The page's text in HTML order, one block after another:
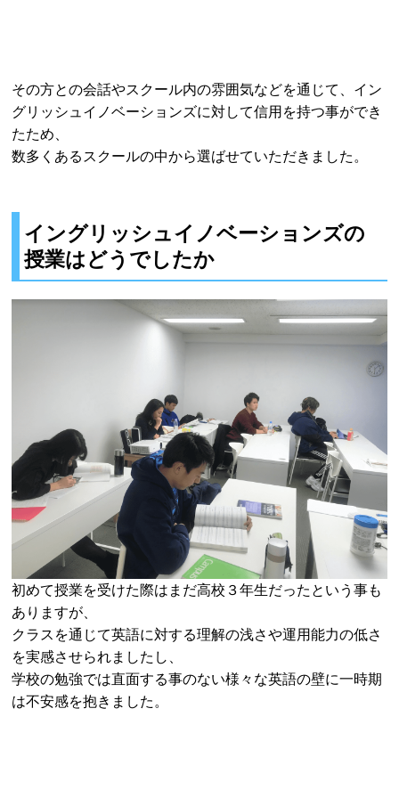
その方との会話やスクール内の雰囲気などを通じて、イン
グリッシュイノベーションズに対して信用を持つ事ができ
たため、
数多くあるスクールの中から選ばせていただきました。
イングリッシュイノベーションズの
授業はどうでしたか
初めて授業を受けた際はまだ高校３年生だったという事も
ありますが、
クラスを通じて英語に対する理解の浅さや運用能力の低さ
を実感させられましたし、
学校の勉強では直面する事のない様々な英語の壁に一時期
は不安感を抱きました。